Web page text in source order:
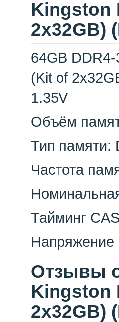
Kingston
2x32GB)
64GB
(Kit of
1.35V
Объём
Тип памяти:
Частота
Тайминг
Напряжение
Отзывы о
Kingston
2x32GB)